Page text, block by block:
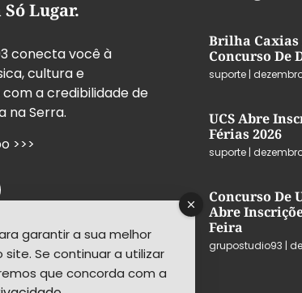
Lugar.
conecta você à
cultura e
a credibilidade de
na Serra.
>>>
Brilha Caxias
Concurso De
suporte
UCS Abre
Férias 2026
suporte
Concurso De
Abre
Feira
grupostudio93
garantir a sua melhor
site. Se continuar a utilizar
que concorda com a